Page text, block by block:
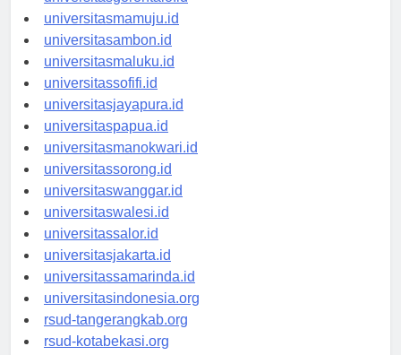
universitasgorontalo.id
universitasmamuju.id
universitasambon.id
universitasmaluku.id
universitassofifi.id
universitasjayapura.id
universitaspapua.id
universitasmanokwari.id
universitassorong.id
universitaswanggar.id
universitaswalesi.id
universitassalor.id
universitasjakarta.id
universitassamarinda.id
universitasindonesia.org
rsud-tangerangkab.org